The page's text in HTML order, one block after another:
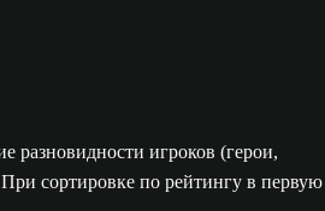
разновидности игроков (герои,
сортировке по рейтингу в первую